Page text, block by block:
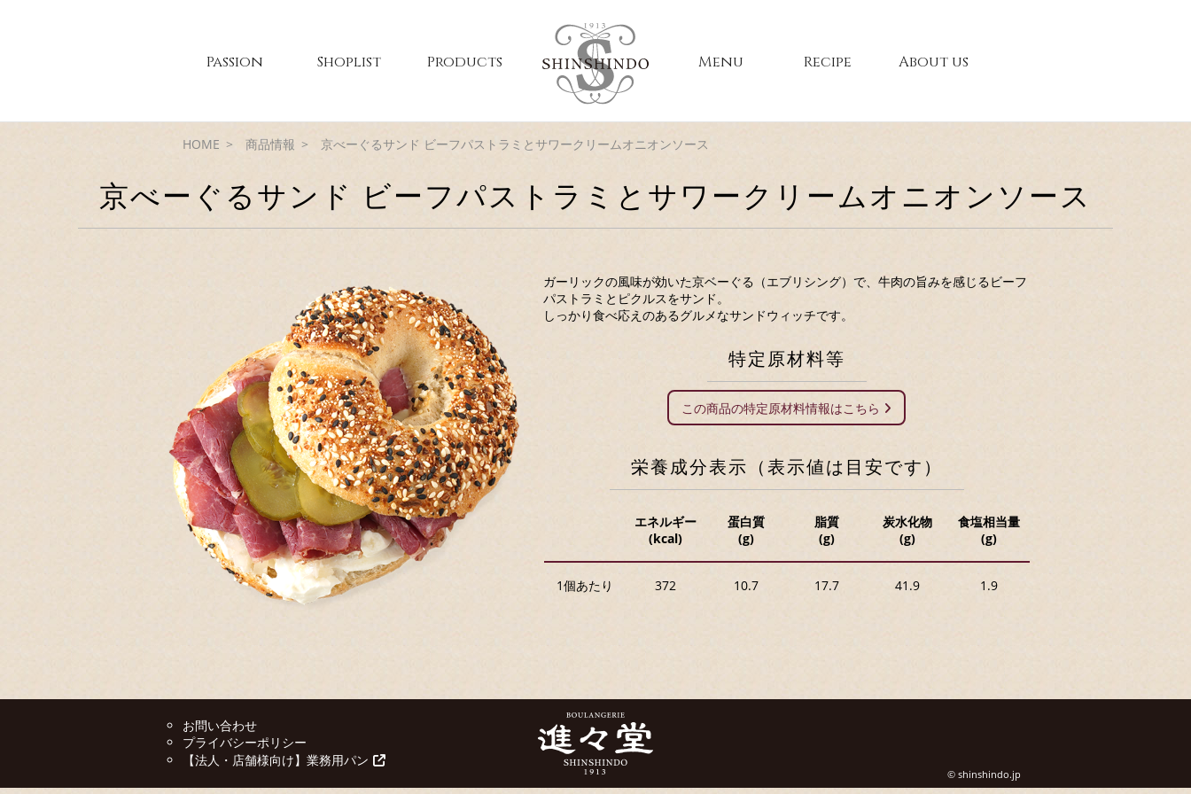
Passion Shoplist Products Menu Recipe About us
HOME 商品情報 京べーぐるサンド ビーフパストラミとサワークリームオニオンソース
京べーぐるサンド ビーフパストラミとサワークリームオニオンソース
ガーリックの風味が効いた京ベーぐる（エブリシング）で、牛肉の旨みを感じるビーフ
パストラミとピクルスをサンド。
しっかり食べ応えのあるグルメなサンドウィッチです。
特定原材料等
この商品の特定原材料情報はこちら
栄養成分表示（表示値は目安です）
エネルギー
(kcal)
蛋白質
(g)
脂質
(g)
炭水化物
(g)
食塩相当量
(g)
1個あたり 372 10.7 17.7 41.9 1.9
お問い合わせ
プライバシーポリシー
【法人・店舗様向け】業務用パン
© shinshindo.jp